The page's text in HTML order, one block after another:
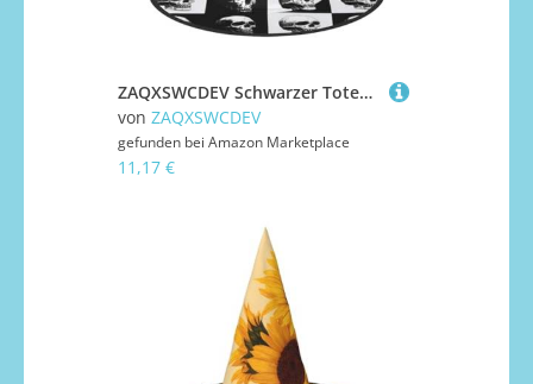
ZAQXSWCDEV Schwarzer Totenkopf Halloween Hut - Gruseliges Party-Kostüm-Accessoire mit Volldruck-Design - Leichter faltbarer Hexenhut für Halloween, Karneval, Maskerade & Rollenspiel-Events
von ZAQXSWCDEV
gefunden bei Amazon Marketplace
11,17 €